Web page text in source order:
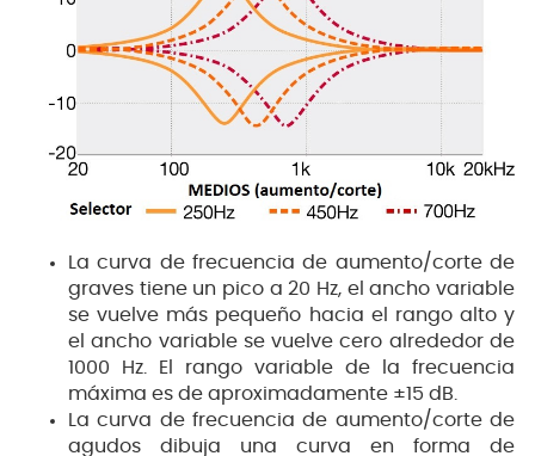
La curva de frecuencia de aumento/corte de
graves tiene un pico a 20 Hz, el ancho variable
se vuelve más pequeño hacia el rango alto y
el ancho variable se vuelve cero alrededor de
1000 Hz. El rango variable de la frecuencia
máxima es de aproximadamente ±15 dB.
La curva de frecuencia de aumento/corte de
agudos dibuja una curva en forma de